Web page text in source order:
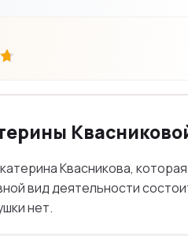
Квасникова,
вид деятельности
нет.